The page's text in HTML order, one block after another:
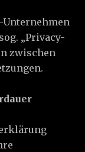
Unternehmen
„Privacy-
zwischen